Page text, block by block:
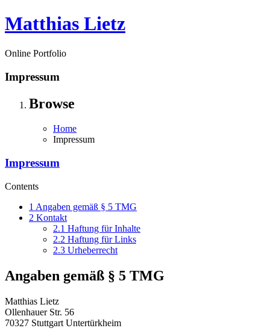
Skip
to
Matthias Lietz
Online Portfolio
Impressum
Browse
Home
Impressum
Impressum
Contents
1 Angaben gemäß § 5 TMG
2 Kontakt
2.1 Haftung für Inhalte
2.2 Haftung für Links
2.3 Urheberrecht
Angaben gemäß § 5 TMG
Matthias Lietz
Ollenhauer Str. 56
70327 Stuttgart Untertürkheim